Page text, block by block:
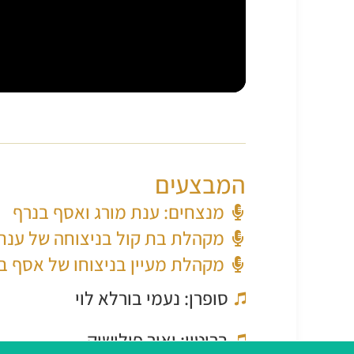
המבצעים
מנצחים: ענת מורג ואסף בנרף
מקהלת בת קול בניצוחה של
מקהלת מעיין בניצוחו של אסף
סופרן: נעמי בורלא לוי
בריטון: יאיר פולישוק